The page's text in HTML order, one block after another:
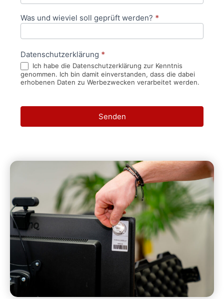
Was und wieviel soll geprüft werden? *
Datenschutzerklärung *
Ich habe die Datenschutzerklärung zur Kenntnis
genommen. Ich bin damit einverstanden, dass die dabei
erhobenen Daten zu Werbezwecken verarbeitet werden.
Senden